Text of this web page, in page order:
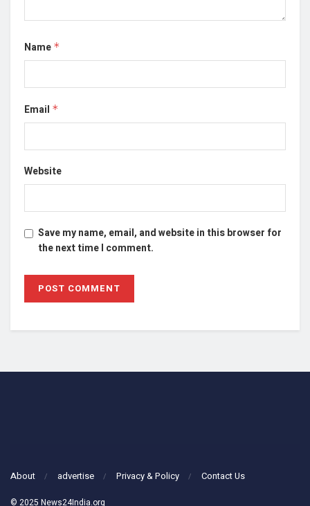
Name *
Email *
Website
Save my name, email, and website in this browser for
the next time I comment.
About advertise Privacy & Policy Contact Us
© 2025 News24India.org